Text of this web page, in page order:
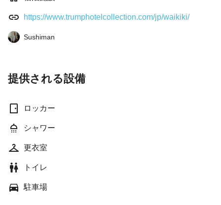
https://www.trumphotelcollection.com/jp/waikiki/
Sushiman
提供される設備
ロッカー
シャワー
更衣室
トイレ
駐車場